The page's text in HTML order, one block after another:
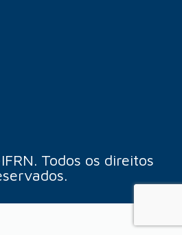
Todos os direitos